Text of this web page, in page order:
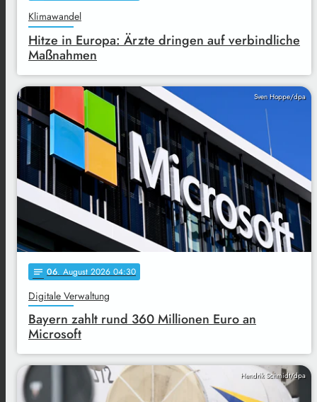
Klimawandel
Hitze in Europa: Ärzte dringen auf verbindliche
Maßnahmen
Sven Hoppe/dpa
notes 06. August 2026 04:30
Digitale Verwaltung
Bayern zahlt rund 360 Millionen Euro an
Microsoft
Hendrik Schmidt/dpa